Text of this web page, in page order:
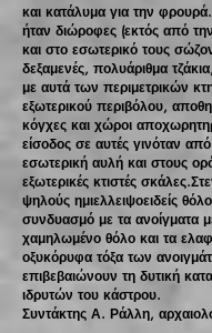
και κατάλυμα για την
ήταν διώροφες (εκτός από
και στο εσωτερικό τους
δεξαμενές, πολυάριθμα
με αυτά των περιμετρικών
εξωτερικού περιβόλου,
κόγχες και χώροι
είσοδος σε αυτές γινόταν
εσωτερική αυλή και στους
εξωτερικές κτιστές
ψηλούς ημιελλειψοειδείς
συνδυασμό με τα ανοίγματα
χαμηλωμένο θόλο και τα
οξυκόρυφα τόξα των
επιβεβαιώνουν τη δυτική
ιδρυτών του κάστρου.
Συντάκτης Α. Ράλλη,